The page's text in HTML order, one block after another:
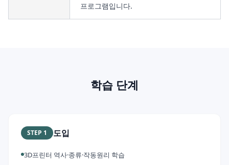
프로그램입니다.
학습 단계
STEP 1 도입
3D프린터 역사·종류·작동원리 학습